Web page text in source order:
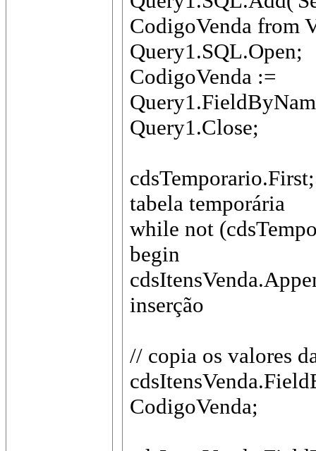
CodigoVenda from
Query1.SQL.Open;
CodigoVenda :=
Query1.Close;
tabela temporária
while not
begin
inserção
// copia os valores
CodigoVenda;